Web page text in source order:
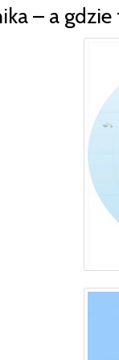
– a gdzie